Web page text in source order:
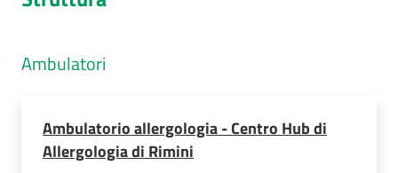
Ambulatori
Ambulatorio allergologia - Centro Hub di
Allergologia di Rimini